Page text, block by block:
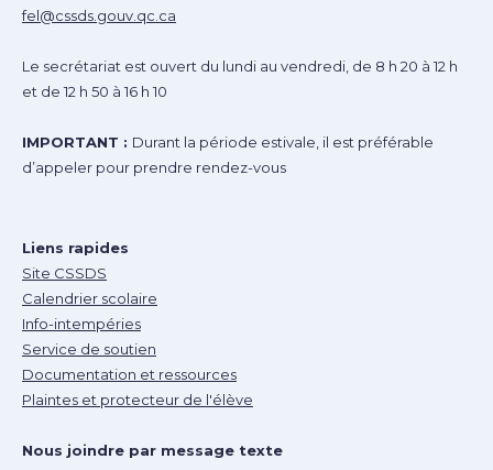
fel@cssds.gouv.qc.ca
Le secrétariat est ouvert du lundi au vendredi, de 8 h 20 à 12 h
et de 12 h 50 à 16 h 10
IMPORTANT : Durant la période estivale, il est préférable
d’appeler pour prendre rendez-vous
Liens rapides
Site CSSDS
Calendrier scolaire
Info-intempéries
Service de soutien
Documentation et ressources
Plaintes et protecteur de l'élève
Nous joindre par message texte